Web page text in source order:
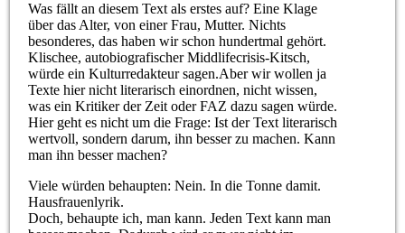
Was fällt an diesem Text als erstes auf? Eine Klage
über das Alter, von einer Frau, Mutter. Nichts
besonderes, das haben wir schon hundertmal gehört.
Klischee, autobiografischer Middlifecrisis-Kitsch,
würde ein Kulturredakteur sagen.Aber wir wollen ja
Texte hier nicht literarisch einordnen, nicht wissen,
was ein Kritiker der Zeit oder FAZ dazu sagen würde.
Hier geht es nicht um die Frage: Ist der Text literarisch
wertvoll, sondern darum, ihn besser zu machen. Kann
man ihn besser machen?
Viele würden behaupten: Nein. In die Tonne damit.
Hausfrauenlyrik.
Doch, behaupte ich, man kann. Jeden Text kann man